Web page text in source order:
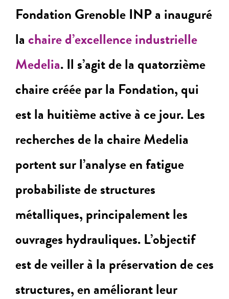
Fondation Grenoble INP a inauguré
la chaire d’excellence industrielle
Medelia. Il s’agit de la quatorzième
chaire créée par la Fondation, qui
est la huitième active à ce jour. Les
recherches de la chaire Medelia
portent sur l’analyse en fatigue
probabiliste de structures
métalliques, principalement les
ouvrages hydrauliques. L’objectif
est de veiller à la préservation de ces
structures, en améliorant leur